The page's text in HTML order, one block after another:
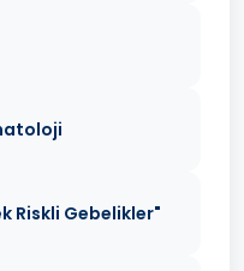
Riskli Gebelikler"